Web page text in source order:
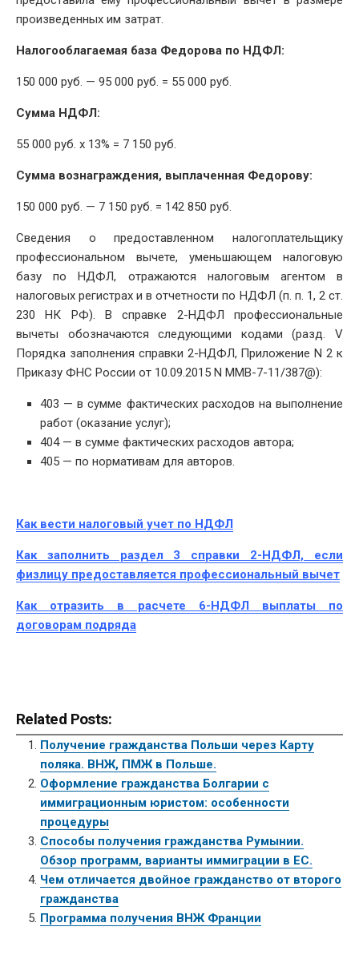
произведенных им затрат.
Налогооблагаемая база Федорова по НДФЛ:
150 000 руб. — 95 000 руб. = 55 000 руб.
Сумма НДФЛ:
55 000 руб. x 13% = 7 150 руб.
Сумма вознаграждения, выплаченная Федорову:
150 000 руб. — 7 150 руб. = 142 850 руб.
Сведения о предоставленном налогоплательщику
профессиональном вычете, уменьшающем налоговую
базу по НДФЛ, отражаются налоговым агентом в
налоговых регистрах и в отчетности по НДФЛ (п. п. 1, 2 ст.
230 НК РФ). В справке 2-НДФЛ профессиональные
вычеты обозначаются следующими кодами (разд. V
Порядка заполнения справки 2-НДФЛ, Приложение N 2 к
Приказу ФНС России от 10.09.2015 N ММВ-7-11/387@):
403 — в сумме фактических расходов на выполнение
работ (оказание услуг);
404 — в сумме фактических расходов автора;
405 — по нормативам для авторов.
Как вести налоговый учет по НДФЛ
Как заполнить раздел 3 справки 2-НДФЛ, если
физлицу предоставляется профессиональный вычет
Как отразить в расчете 6-НДФЛ выплаты по
договорам подряда
Related Posts:
Получение гражданства Польши через Карту
поляка. ВНЖ, ПМЖ в Польше.
Оформление гражданства Болгарии с
иммиграционным юристом: особенности
процедуры
Способы получения гражданства Румынии.
Обзор программ, варианты иммиграции в ЕС.
Чем отличается двойное гражданство от второго
гражданства
Программа получения ВНЖ Франции